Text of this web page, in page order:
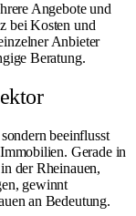
Angebote und
bei Kosten und
Anbieter
Beratung.
beeinflusst
Gerade in
der Rheinauen,
gewinnt
an Bedeutung.